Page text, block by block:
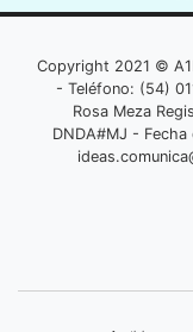
Copyright 2021 ©
- Teléfono: (54)
Rosa Meza
DNDA#MJ -